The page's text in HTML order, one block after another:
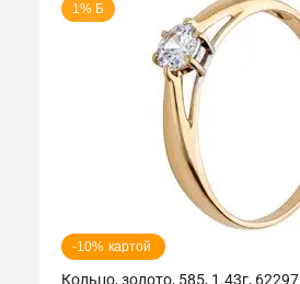
1% Б
-10% картой
Кольцо, золото, 585, 1.43г, 62297